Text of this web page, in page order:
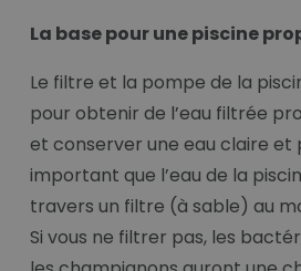
La base pour une piscine
Le filtre et la pompe de la
pour obtenir de l’eau filtrée
et conserver une eau claire et
important que l’eau de la
travers un filtre (à sable) au
Si vous ne filtrer pas, les